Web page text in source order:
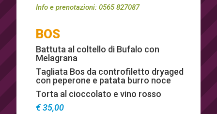
Info e prenotazioni: 0565 827087
BOS
Battuta al coltello di Bufalo con
Melagrana
Tagliata Bos da controfiletto dryaged
con peperone e patata burro noce
Torta al cioccolato e vino rosso
€ 35,00